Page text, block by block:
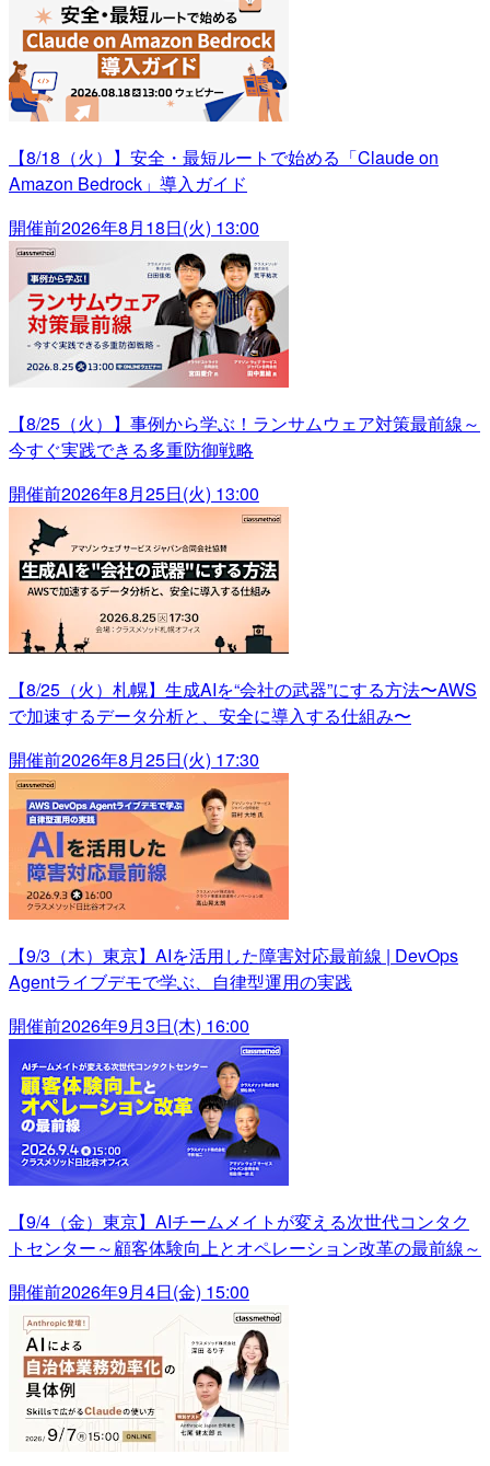
【8/18（火）】安全・最短ルートで始める「Claude on
Amazon Bedrock」導入ガイド
開催前2026年8月18日(火) 13:00
【8/25（火）】事例から学ぶ！ランサムウェア対策最前線～
今すぐ実践できる多重防御戦略
開催前2026年8月25日(火) 13:00
【8/25（火）札幌】生成AIを“会社の武器”にする方法〜AWS
で加速するデータ分析と、安全に導入する仕組み〜
開催前2026年8月25日(火) 17:30
【9/3（木）東京】AIを活用した障害対応最前線 | DevOps
Agentライブデモで学ぶ、自律型運用の実践
開催前2026年9月3日(木) 16:00
【9/4（金）東京】AIチームメイトが変える次世代コンタク
トセンター～顧客体験向上とオペレーション改革の最前線～
開催前2026年9月4日(金) 15:00